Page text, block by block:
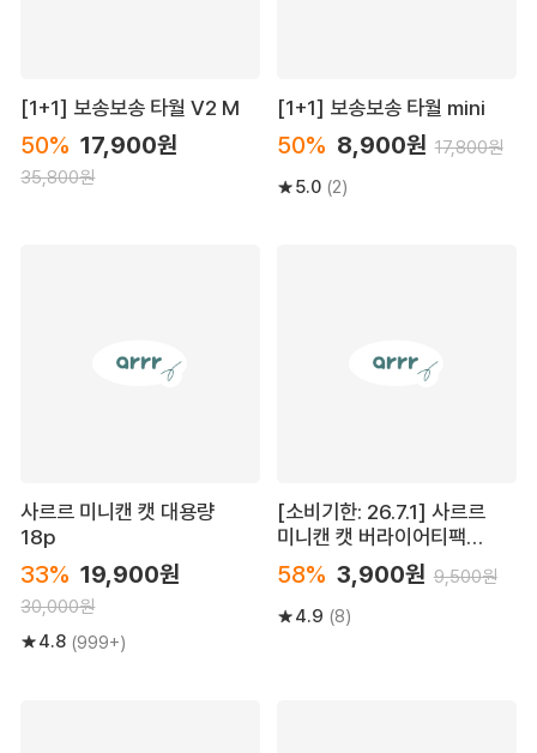
[1+1] 보송보송 타월 V2 M
50% 17,900원
35,800원
[1+1] 보송보송 타월 mini
50% 8,900원 17,800원
5.0 (2)
사르르 미니캔 캣 대용량
18p
33% 19,900원
30,000원
4.8 (999+)
[소비기한: 26.7.1] 사르르
미니캔 캣 버라이어티팩
120g (30g*4ea)
58% 3,900원 9,500원
4.9 (8)